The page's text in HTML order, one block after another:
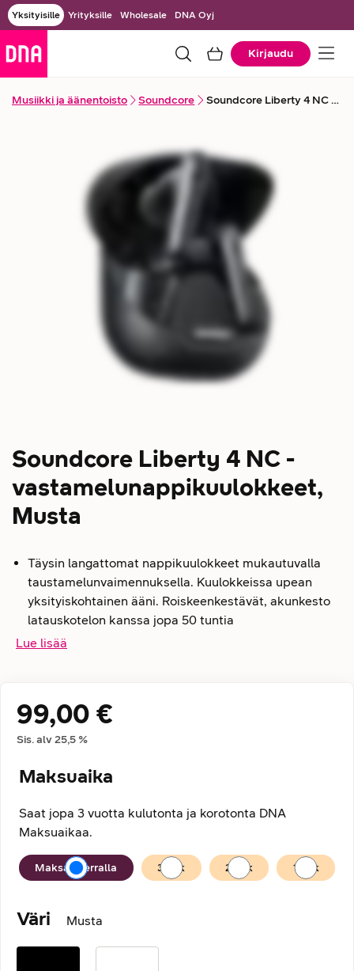
Yksityisille Yrityksille Wholesale DNA Oyj
Kirjaudu
Musiikki ja äänentoisto Soundcore Soundcore Liberty 4 NC -vastamelunappikuulokkeet
Soundcore Liberty 4 NC -
vastamelunappikuulokkeet,
Musta
Täysin langattomat nappikuulokkeet mukautuvalla
taustamelunvaimennuksella. Kuulokkeissa upean
yksityiskohtainen ääni. Roiskeenkestävät, akunkesto
latauskotelon kanssa jopa 50 tuntia
Lue lisää
Hintatiedot
99,00 €
Sis. alv25,5 %
Maksuaika
Saat jopa 3 vuotta kulutonta ja korotonta DNA
Maksuaikaa.
Maksuaika
Maksan kerralla 36 kk 24 kk 12 kk
Väri Musta